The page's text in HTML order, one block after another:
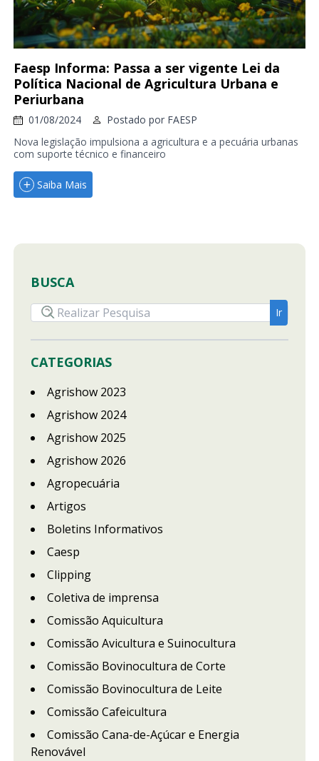
Faesp Informa: Passa a ser vigente Lei da
Política Nacional de Agricultura Urbana e
Periurbana
01/08/2024 Postado por FAESP
Nova legislação impulsiona a agricultura e a pecuária urbanas
com suporte técnico e financeiro
Saiba Mais
BUSCA
CATEGORIAS
Agrishow 2023
Agrishow 2024
Agrishow 2025
Agrishow 2026
Agropecuária
Artigos
Boletins Informativos
Caesp
Clipping
Coletiva de imprensa
Comissão Aquicultura
Comissão Avicultura e Suinocultura
Comissão Bovinocultura de Corte
Comissão Bovinocultura de Leite
Comissão Cafeicultura
Comissão Cana-de-Açúcar e Energia
Renovável